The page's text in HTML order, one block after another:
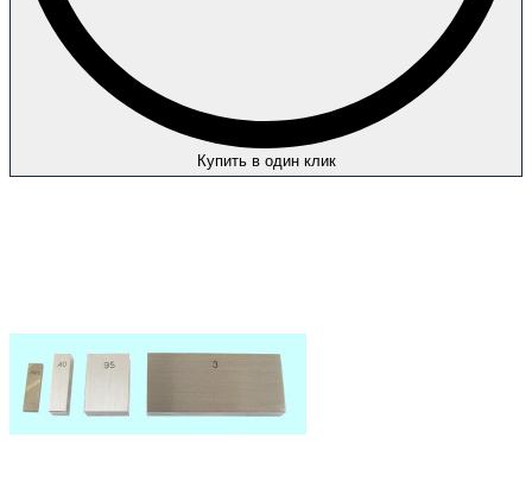
Купить в один клик